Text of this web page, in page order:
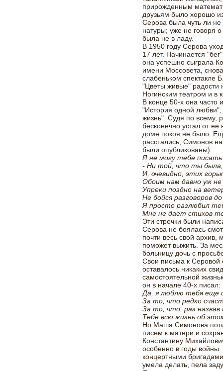
прирожденным
друзьям было хорошо
Серова была чуть ли
натуры; уже не говоря
была не в ладу.
В 1950 году Серова
17 лет. Начинается
она успешно сыграла
имени Моссовета,
слабеньком спектакле
"Цветы живые" радости
Ногинским театром и в
В конце 50-х она часто
"История одной любви",
жизнь". Судя по всему,
бесконечно устал от
доме покоя не было.
расстались, Симонов
были опубликованы):
Я не могу тебе
- Ни той, что ты
И, очевидно, этих
Обоим нам давно уж
Упреки поздно на
Не бойся разговоров
Я просто разлюбил
Мне не дает стихов
Эти строчки были
Серова не боялась
почти весь свой архив,
поможет выжить. За
больницу дочь с
Свои письма к Серовой
оставалось никаких
самостоятельной
он в начале 40-х писал:
Да, я люблю тебя еще
За то, что редко
За то, что, раз назвав
Тебе всю жизнь об
Но Маша Симонова
писем к матери и
Константину
особенно в годы войны.
концертными
умела делать, пела